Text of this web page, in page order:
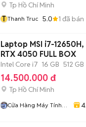
Tp Hồ Chí Minh
T Thanh Truc 5.0 1 đã bán
Laptop MSI i7-12650H,
RTX 4050 FULL BOX
Intel Core i7 16 GB 512 GB
14.500.000 đ
Tp Hồ Chí Minh
Cửa Hàng Máy Tính